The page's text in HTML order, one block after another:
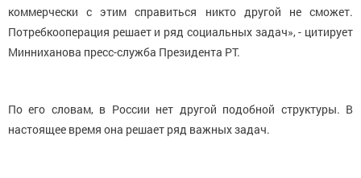
коммерчески с этим справиться никто другой не сможет.
Потребкооперация решает и ряд социальных задач», - цитирует
Минниханова пресс-служба Президента РТ.
По его словам, в России нет другой подобной структуры. В
настоящее время она решает ряд важных задач.